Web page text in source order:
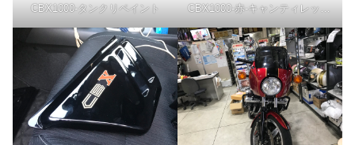
CBX1000-タンクリペイント CBX1000-赤-キャンティレッド-外装リペイント